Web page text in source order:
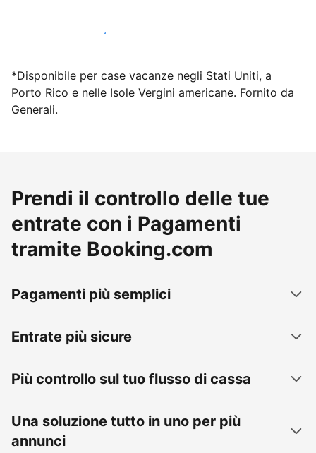
Inizia subito a lavorare con noi
*Disponibile per case vacanze negli Stati Uniti, a
Porto Rico e nelle Isole Vergini americane. Fornito da
Generali.
Prendi il controllo delle tue
entrate con i Pagamenti
tramite Booking.com
Pagamenti più semplici
Entrate più sicure
Più controllo sul tuo flusso di cassa
Una soluzione tutto in uno per più
annunci